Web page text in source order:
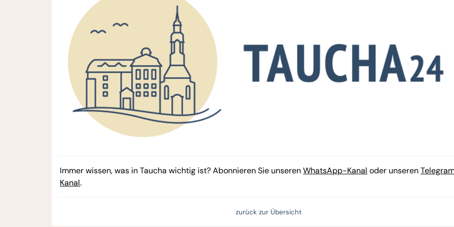
Immer wissen, was in Taucha wichtig ist? Abonnieren Sie unserenWhatsApp-Kanal oder unseren
Kanal.
zurück zur Übersicht